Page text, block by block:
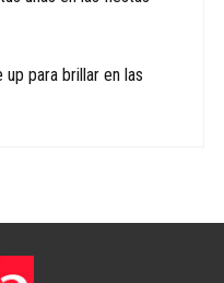
para brillar en las